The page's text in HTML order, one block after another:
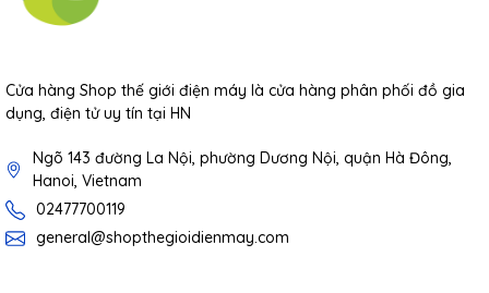
Cửa hàng Shop thế giới điện máy là cửa hàng phân phối đồ gia
dụng, điện tử uy tín tại HN
Ngõ 143 đường La Nội, phường Dương Nội, quận Hà Đông,
Hanoi, Vietnam
02477700119
general@shopthegioidienmay.com